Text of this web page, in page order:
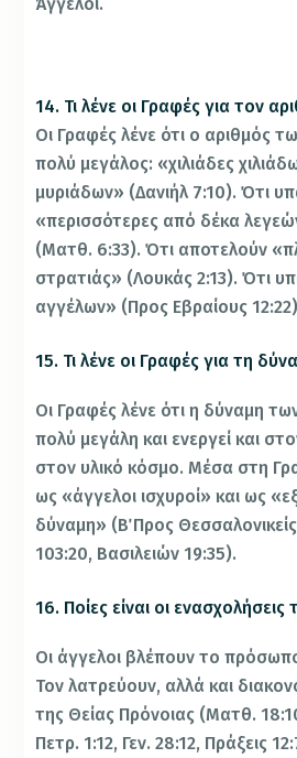
14. Τι λένε οι Γραφές για τον
Οι Γραφές λένε ότι ο αριθμός
πολύ μεγάλος: «χιλιάδες
μυριάδων» (Δανιήλ 7:10). Ότι
«περισσότερες από δέκα
(Ματθ. 6:33). Ότι αποτελούν
στρατιάς» (Λουκάς 2:13). Ότι
αγγέλων» (Προς Εβραίους
15. Τι λένε οι Γραφές για τη
Οι Γραφές λένε ότι η δύναμη
πολύ μεγάλη και ενεργεί και
στον υλικό κόσμο. Μέσα στη
ως «άγγελοι ισχυροί» και ως
δύναμη» (Β΄ Προς
103:20, Βασιλειών 19:35).
16. Ποίες είναι οι
Οι άγγελοι βλέπουν το
Τον λατρεύουν, αλλά και
της Θείας Πρόνοιας (Ματθ.
Πετρ. 1:12, Γεν. 28:12, Πράξεις